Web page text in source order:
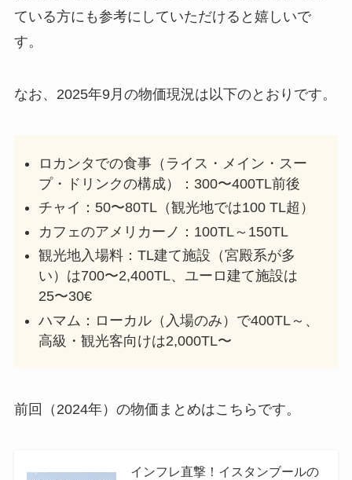
ている方にも参考にしていただけると嬉しいで
す。
なお、2025年9月の物価現況は以下のとおりです。
ロカンタでの食事（ライス・メイン・スー
プ・ドリンクの構成）：300〜400TL前後
チャイ：50〜80TL（観光地では100 TL超）
カフェのアメリカーノ：100TL～150TL
観光地入場料：TL建て施設（宮殿系が多
い）は700〜2,400TL、ユーロ建て施設は
25〜30€
ハマム：ローカル（入場のみ）で400TL～、
高級・観光客向けは2,000TL〜
前回（2024年）の物価まとめはこちらです。
インフレ直撃！イスタンブールの